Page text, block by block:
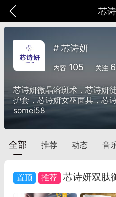
芯
爆汗熊 卡卡动能素
# 芯诗妍
内容 105 关注 6
芯诗妍微晶溶斑术，芯诗妍
护套，芯诗妍女巫面具，芯
somei58
全部 推荐 动态 音
芯诗妍双肽